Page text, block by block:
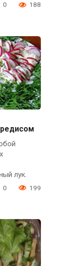
0 188
лук.
0 199